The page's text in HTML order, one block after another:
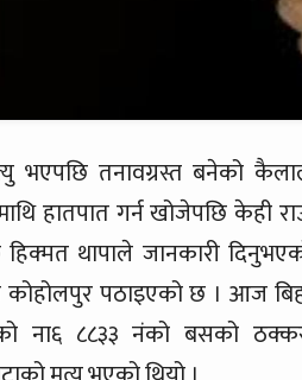
तनावग्रस्त बनेको
हातपात गर्न खोजेपछि केही
हिक्मत थापाले जानकारी
पठाइएको छ । आज
ना६ ८८३३ नंको बसको